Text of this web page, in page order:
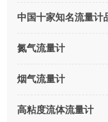
中国十家知名流量计
氮气流量计
烟气流量计
高粘度流体流量计